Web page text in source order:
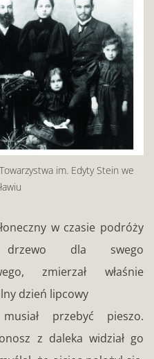
im. Edyty Stein we
w czasie podróży
drzewo dla swego
zmierzał właśnie
dzień lipcowy
przebyć pieszo.
z daleka widział go